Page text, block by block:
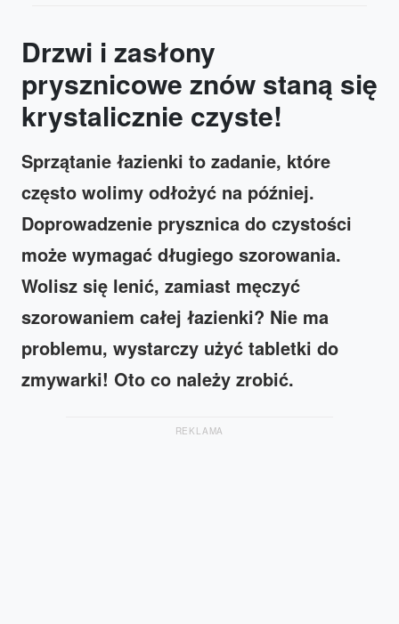
Drzwi i zasłony
prysznicowe znów staną się
krystalicznie czyste!
Sprzątanie łazienki to zadanie, które
często wolimy odłożyć na później.
Doprowadzenie prysznica do czystości
może wymagać długiego szorowania.
Wolisz się lenić, zamiast męczyć
szorowaniem całej łazienki? Nie ma
problemu, wystarczy użyć tabletki do
zmywarki! Oto co należy zrobić.
REKLAMA